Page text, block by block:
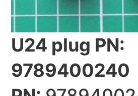
U24 plug PN:
9789400240